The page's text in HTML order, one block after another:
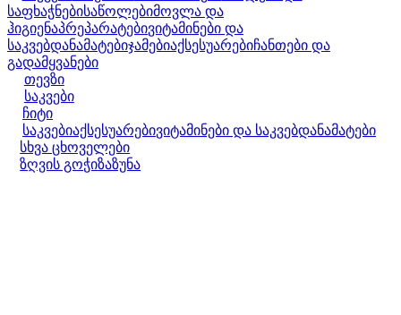
საფხაჭნებისაწოლებიმოვლა და
ჰიგიენაპრეპარატებივიტამინები და
საკვებდანამატებიჯამებიაქსესუარებიჩანთები და
გადამყვანები
თევზი
საკვები
ჩიტი
საკვებიაქსესუარებივიტამინები და საკვებდანამატები
სხვა ცხოველები
ზღვის გოჭიზაზუნა